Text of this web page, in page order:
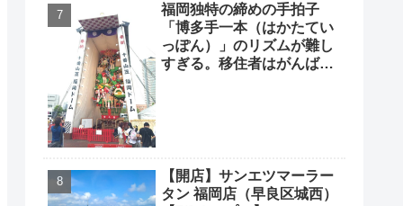
福岡独特の締めの手拍子
「博多手一本（はかたてい
っぽん）」のリズムが難し
すぎる。移住者はがんばっ
【開店】サンエツマーラー
タン 福岡店（早良区城西）